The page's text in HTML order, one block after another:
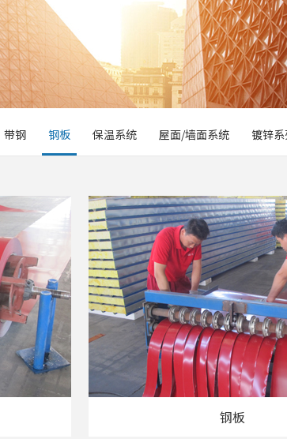
带钢 钢板 保温系统 屋面/墙面系统 镀锌系
钢板